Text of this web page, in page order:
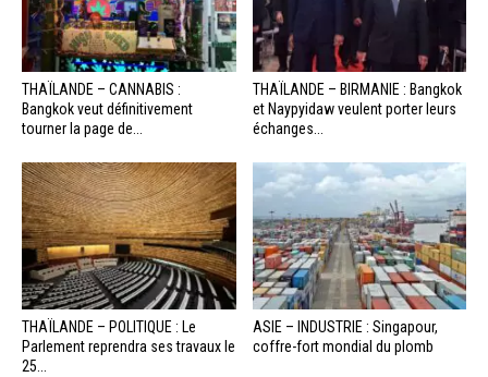
THAÏLANDE – CANNABIS :
Bangkok veut définitivement
tourner la page de...
THAÏLANDE – BIRMANIE : Bangkok
et Naypyidaw veulent porter leurs
échanges...
THAÏLANDE – POLITIQUE : Le
Parlement reprendra ses travaux le
25...
ASIE – INDUSTRIE : Singapour,
coffre-fort mondial du plomb